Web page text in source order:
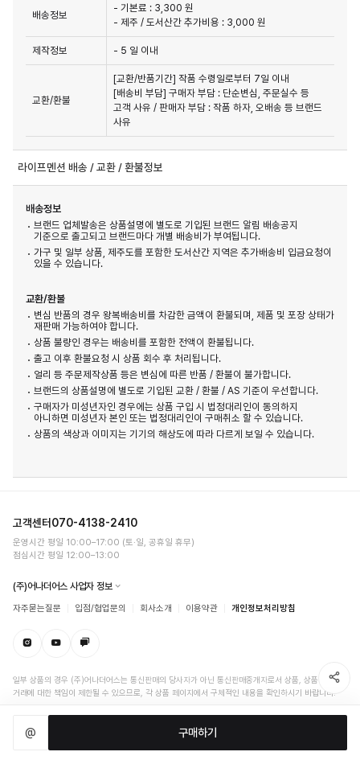
@ 구매하기
배송정보
- 기본료 : 3,300 원
- 제주 / 도서산간 추가비용 : 3,000 원
제작정보 - 5 일 이내
교환/환불
[교환/반품기간] 작품 수령일로부터 7일 이내
[배송비 부담] 구매자 부담 : 단순변심, 주문실수 등
고객 사유 / 판매자 부담 : 작품 하자, 오배송 등 브랜드
사유
라이프멘션 배송 / 교환 / 환불정보
배송정보
브랜드 업체발송은 상품설명에 별도로 기입된 브랜드 알림 배송공지
기준으로 출고되고 브랜드마다 개별 배송비가 부여됩니다.
가구 및 일부 상품, 제주도를 포함한 도서산간 지역은 추가배송비 입금요청이
있을 수 있습니다.
교환/환불
변심 반품의 경우 왕복배송비를 차감한 금액이 환불되며, 제품 및 포장 상태가
재판매 가능하여야 합니다.
상품 불량인 경우는 배송비를 포함한 전액이 환불됩니다.
출고 이후 환불요청 시 상품 회수 후 처리됩니다.
얼리 등 주문제작상품 등은 변심에 따른 반품 / 환불이 불가합니다.
브랜드의 상품설명에 별도로 기입된 교환 / 환불 / AS 기준이 우선합니다.
구매자가 미성년자인 경우에는 상품 구입 시 법정대리인이 동의하지
아니하면 미성년자 본인 또는 법정대리인이 구매취소 할 수 있습니다.
상품의 색상과 이미지는 기기의 해상도에 따라 다르게 보일 수 있습니다.
고객센터 070-4138-2410
운영시간 평일 10:00–17:00 (토·일, 공휴일 휴무)
점심시간 평일 12:00–13:00
(주)어나더어스 사업자 정보
자주묻는질문 입점/협업문의 회사소개 이용약관 개인정보처리방침
일부 상품의 경우 (주)어나더어스는 통신판매의 당사자가 아닌 통신판매중개자로서 상품, 상품정보,
거래에 대한 책임이 제한될 수 있으므로, 각 상품 페이지에서 구체적인 내용을 확인하시기 바랍니다.